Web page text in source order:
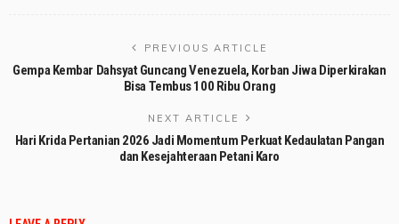
PREVIOUS ARTICLE
Gempa Kembar Dahsyat Guncang Venezuela, Korban Jiwa Diperkirakan
Bisa Tembus 100 Ribu Orang
NEXT ARTICLE
Hari Krida Pertanian 2026 Jadi Momentum Perkuat Kedaulatan Pangan
dan Kesejahteraan Petani Karo